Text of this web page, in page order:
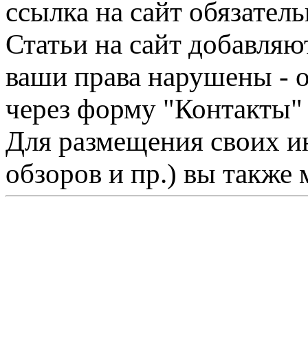
ссылка на сайт
Статьи на сайт
ваши права нарушены -
через форму "Контакты"
Для размещения своих
обзоров и пр.) вы также